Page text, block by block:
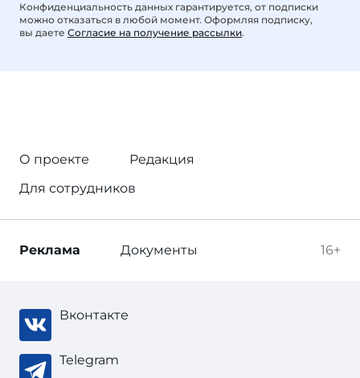
Конфиденциальность данных гарантируется, от подписки
можно отказаться в любой момент. Оформляя подписку,
вы даете Согласие на получение рассылки.
О проекте
Редакция
Для сотрудников
16+
Реклама Документы
Вконтакте
Telegram